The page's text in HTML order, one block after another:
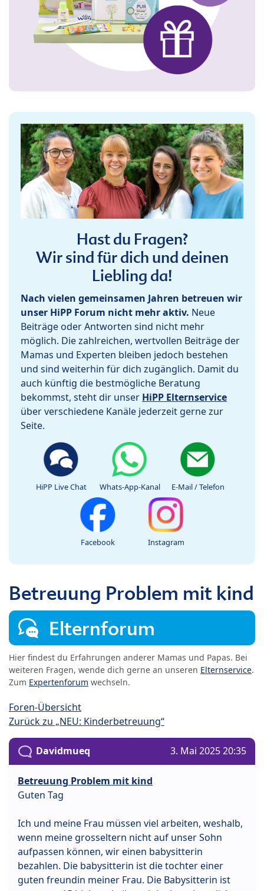
Hast du Fragen?
Wir sind für dich und deinen
Liebling da!
Nach vielen gemeinsamen Jahren betreuen wir
unser HiPP Forum nicht mehr aktiv. Neue
Beiträge oder Antworten sind nicht mehr
möglich. Die zahlreichen, wertvollen Beiträge der
Mamas und Experten bleiben jedoch bestehen
und sind weiterhin für dich zugänglich. Damit du
auch künftig die bestmögliche Beratung
bekommst, steht dir unser HiPP Elternservice
über verschiedene Kanäle jederzeit gerne zur
Seite.
HiPP Live Chat Whats-App-Kanal E-Mail / Telefon
Facebook Instagram
Betreuung Problem mit kind
Elternforum
Hier findest du Erfahrungen anderer Mamas und Papas. Bei
weiteren Fragen, wende dich gerne an unseren Elternservice.
Zum Expertenforum wechseln.
Foren-Übersicht
Zurück zu „NEU: Kinderbetreuung“
Davidmueq 3. Mai 2025 20:35
Betreuung Problem mit kind
Guten Tag
Ich und meine Frau müssen viel arbeiten, weshalb,
wenn meine grosseltern nicht auf unser Sohn
aufpassen können, wir einen babysitterin
bezahlen. Die babysitterin ist die tochter einer
guten freundin meiner Frau. Die Babysitterin ist